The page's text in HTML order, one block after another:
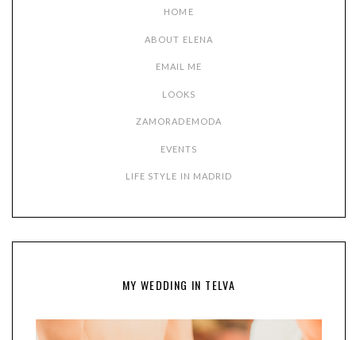
HOME
ABOUT ELENA
EMAIL ME
LOOKS
ZAMORADEMODA
EVENTS
LIFE STYLE IN MADRID
MY WEDDING IN TELVA